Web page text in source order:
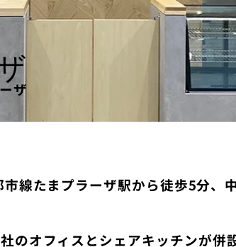
ザ
線たまプラーザ駅から徒歩5分、
のオフィスとシェアキッチンが